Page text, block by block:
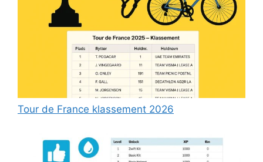
Tour de France klassement 2026